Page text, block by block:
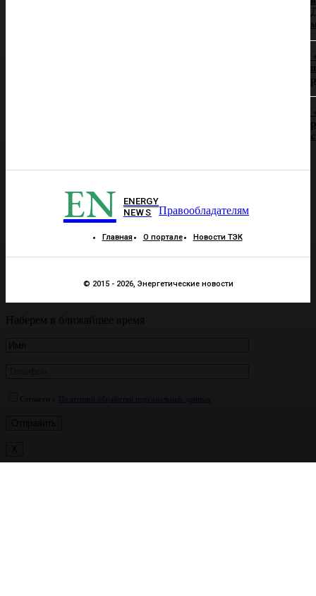
EN
ENERGY
NEWS
Правообладателям
Главная О портале Новости ТЭК
© 2015 - 2026, Энергетические новости
Наберем в ближайшее время